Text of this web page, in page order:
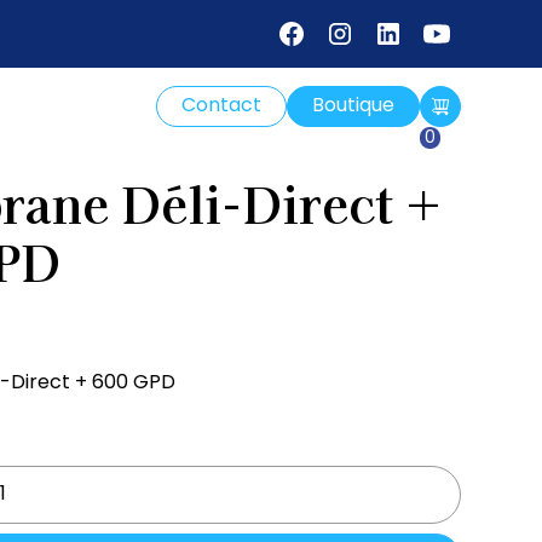
Contact Boutique
0
Déli-Direct +
Direct + 600 GPD